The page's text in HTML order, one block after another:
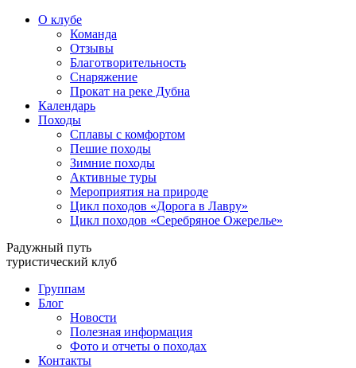
О клубе
Команда
Отзывы
Благотворительность
Снаряжение
Прокат на реке Дубна
Календарь
Походы
Сплавы с комфортом
Пешие походы
Зимние походы
Активные туры
Мероприятия на природе
Цикл походов «Дорога в Лавру»
Цикл походов «Серебряное Ожерелье»
Радужный путь
туристический клуб
Группам
Блог
Новости
Полезная информация
Фото и отчеты о походах
Контакты